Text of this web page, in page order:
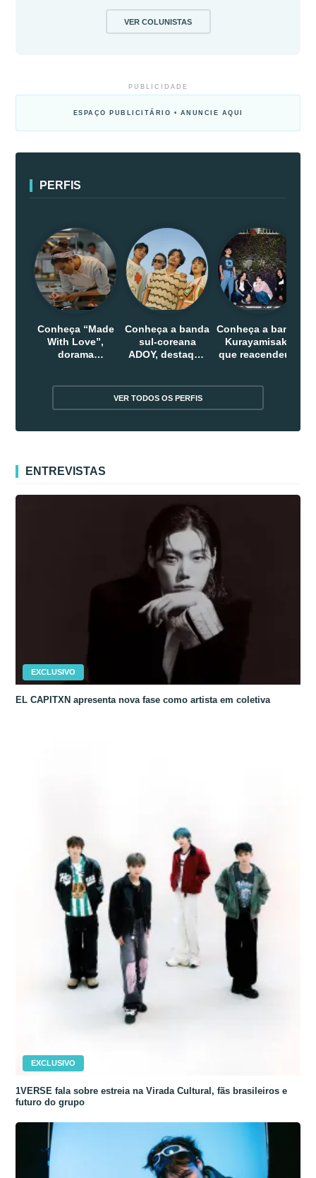
VER COLUNISTAS
PUBLICIDADE
ESPAÇO PUBLICITÁRIO • ANUNCIE AQUI
PERFIS
Conheça “Made
With Love”,
dorama
Conheça a banda
sul-coreana
ADOY, destaque
Conheça a banda
Kurayamisaka
que reacendeu o
VER TODOS OS PERFIS
ENTREVISTAS
EXCLUSIVO
EL CAPITXN apresenta nova fase como artista em coletiva
EXCLUSIVO
1VERSE fala sobre estreia na Virada Cultural, fãs brasileiros e
futuro do grupo